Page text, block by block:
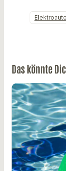
Elektroauto
Das könnte